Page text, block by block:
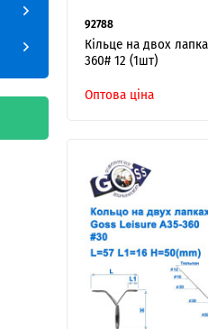
92788
Кільце на двох
360# 12 (1шт)
Оптова ціна